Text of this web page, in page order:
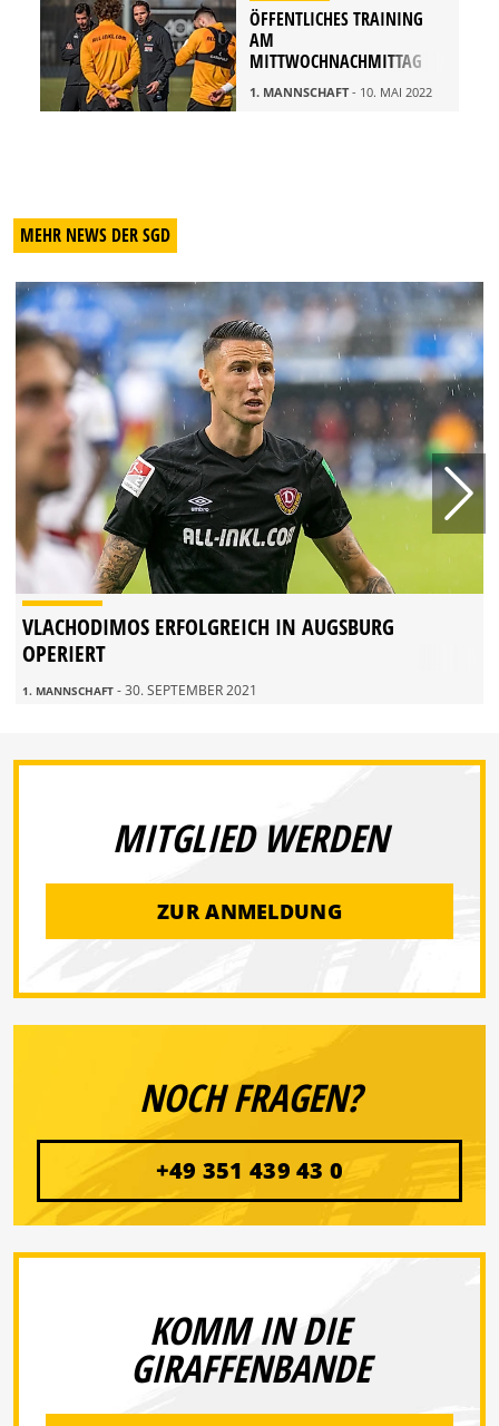
ÖFFENTLICHES TRAINING
AM
MITTWOCHNACHMITTAG
1. MANNSCHAFT- 10. MAI 2022
MEHR NEWS DER SGD
VLACHODIMOS ERFOLGREICH IN AUGSBURG
OPERIERT
1. MANNSCHAFT - 30. SEPTEMBER 2021
MITGLIED WERDEN
ZUR ANMELDUNG
NOCH FRAGEN?
+49 351 439 43 0
KOMM IN DIE
GIRAFFENBANDE